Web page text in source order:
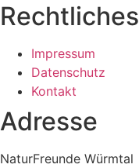
Rechtliches
Impressum
Datenschutz
Kontakt
Adresse
NaturFreunde Würmtal